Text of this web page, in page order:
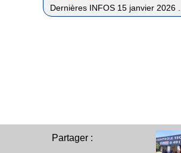
Dernières INFOS 15 janvier 2026 ...
Partager :